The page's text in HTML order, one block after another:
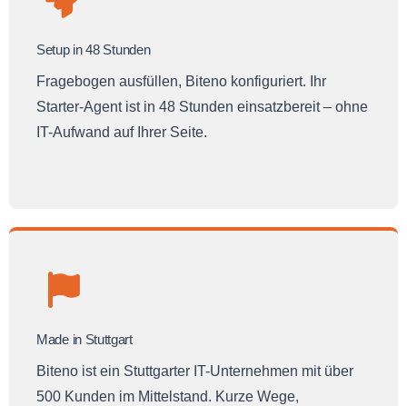
Setup in 48 Stunden
Fragebogen ausfüllen, Biteno konfiguriert. Ihr
Starter-Agent ist in 48 Stunden einsatzbereit – ohne
IT-Aufwand auf Ihrer Seite.
Made in Stuttgart
Biteno ist ein Stuttgarter IT-Unternehmen mit über
500 Kunden im Mittelstand. Kurze Wege,